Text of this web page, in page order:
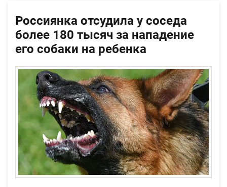
Россиянка отсудила у соседа
более 180 тысяч за нападение
его собаки на ребенка